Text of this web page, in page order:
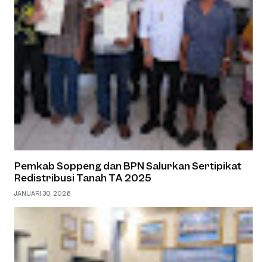
Pemkab Soppeng dan BPN Salurkan Sertipikat
Redistribusi Tanah TA 2025
JANUARI 30, 2026